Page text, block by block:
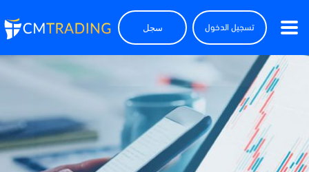
تسجيل الدخول سجل